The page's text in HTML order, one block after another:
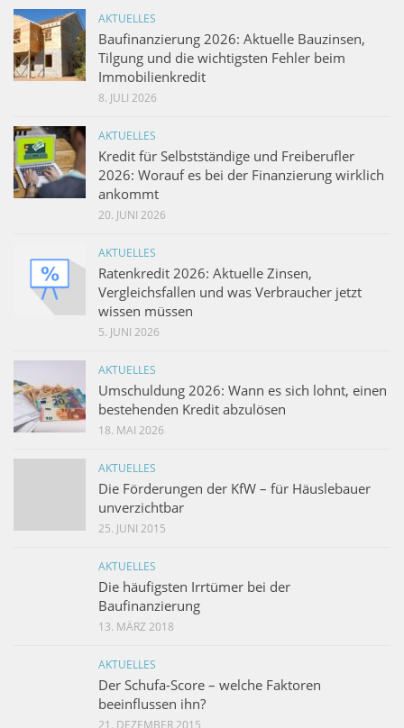
AKTUELLES
Baufinanzierung 2026: Aktuelle Bauzinsen,
Tilgung und die wichtigsten Fehler beim
Immobilienkredit
8. JULI 2026
AKTUELLES
Kredit für Selbstständige und Freiberufler
2026: Worauf es bei der Finanzierung wirklich
ankommt
20. JUNI 2026
AKTUELLES
Ratenkredit 2026: Aktuelle Zinsen,
Vergleichsfallen und was Verbraucher jetzt
wissen müssen
5. JUNI 2026
AKTUELLES
Umschuldung 2026: Wann es sich lohnt, einen
bestehenden Kredit abzulösen
18. MAI 2026
AKTUELLES
Die Förderungen der KfW – für Häuslebauer
unverzichtbar
25. JUNI 2015
AKTUELLES
Die häufigsten Irrtümer bei der
Baufinanzierung
13. MÄRZ 2018
AKTUELLES
Der Schufa-Score – welche Faktoren
beeinflussen ihn?